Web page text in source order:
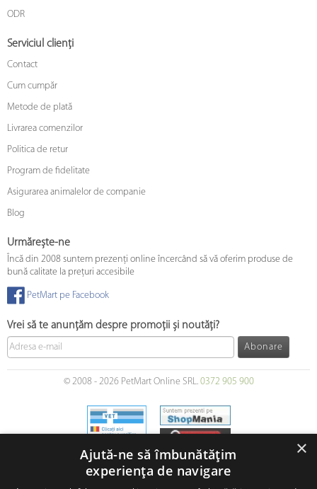
ODR
Serviciul clienți
Contact
Cum cumpăr
Metode de plată
Livrarea comenzilor
Politica de retur
Program de fidelitate
Asigurarea animalelor de companie
Blog
Urmărește-ne
Încă din 2008 suntem prezenți online încercând să vă oferim produse de
bună calitate la prețuri accesibile
PetMart pe Facebook
Vrei să te anunțăm despre promoții și noutăți?
Abonare
© 2008 - 2026 PetMart Online SRL. 0372 905 900
×
Ajută-ne să îmbunătățim
experiența de navigare